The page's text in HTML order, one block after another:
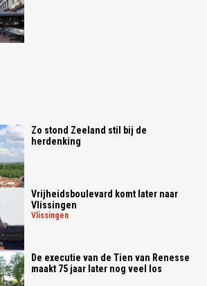
Zo stond Zeeland stil bij de
herdenking
Vrijheidsboulevard komt later naar
Vlissingen
vlissingen
De executie van de Tien van Renesse
maakt 75 jaar later nog veel los